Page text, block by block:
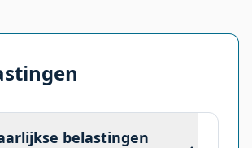
belastingen